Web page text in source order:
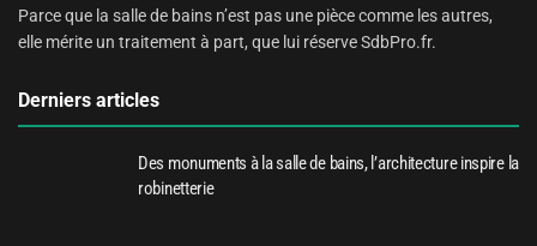
Parce que la salle de bains n’est pas une pièce comme les autres,
elle mérite un traitement à part, que lui réserve SdbPro.fr.
Derniers articles
Des monuments à la salle de bains, l’architecture inspire la
robinetterie